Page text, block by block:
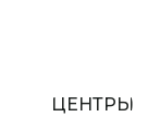
ЦЕНТРЫ